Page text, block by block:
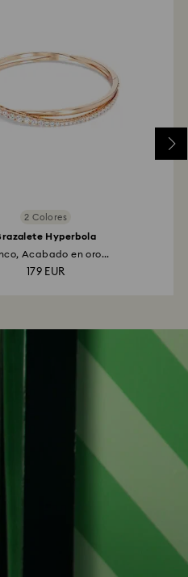
2 Colores
Hyperbola
Acabado en oro...
179 EUR